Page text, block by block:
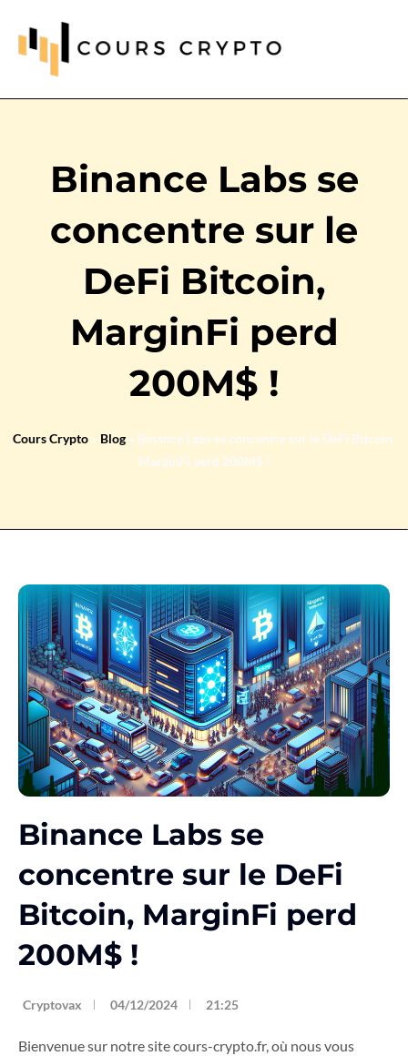
Binance Labs se
concentre sur le
DeFi Bitcoin,
MarginFi perd
200M$ !
Cours Crypto » Blog » Binance Labs se concentre sur le DeFi Bitcoin,
MarginFi perd 200M$ !
Binance Labs se
concentre sur le DeFi
Bitcoin, MarginFi perd
200M$ !
Cryptovax 04/12/2024 21:25
Bienvenue sur notre site cours-crypto.fr, où nous vous